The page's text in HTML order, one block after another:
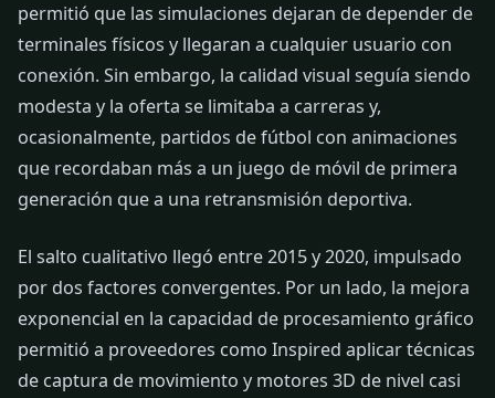
permitió que las simulaciones dejaran de depender de
terminales físicos y llegaran a cualquier usuario con
conexión. Sin embargo, la calidad visual seguía siendo
modesta y la oferta se limitaba a carreras y,
ocasionalmente, partidos de fútbol con animaciones
que recordaban más a un juego de móvil de primera
generación que a una retransmisión deportiva.
El salto cualitativo llegó entre 2015 y 2020, impulsado
por dos factores convergentes. Por un lado, la mejora
exponencial en la capacidad de procesamiento gráfico
permitió a proveedores como Inspired aplicar técnicas
de captura de movimiento y motores 3D de nivel casi